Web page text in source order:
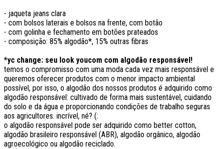
- jaqueta jeans clara
- com bolsos laterais e bolsos na frente, com botão
- com golinha e fechamento em botões prateados
- composição: 85% algodão*, 15% outras fibras
*yc change: seu look youcom com algodão responsável!
temos o compromisso com uma moda cada vez mais responsável e
queremos oferecer produtos com o menor impacto ambiental
possível, por isso, o algodão dos nossos produtos é adquirido como
algodão responsável: cultivado de forma mais sustentável, cuidando
do solo e da água e proporcionando condições de trabalho seguras
aos agricultores. incrível, né? (:
o algodão responsável pode ser adquirido como better cotton,
algodão brasileiro responsável (ABR), algodão orgânico, algodão
agroecológico ou algodão reciclado.